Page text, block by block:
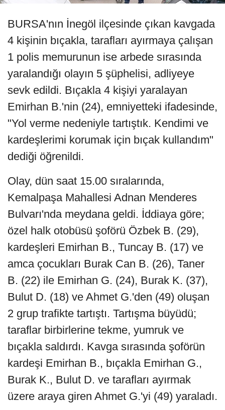
BURSA'nın İnegöl ilçesinde çıkan kavgada
4 kişinin bıçakla, tarafları ayırmaya çalışan
1 polis memurunun ise arbede sırasında
yaralandığı olayın 5 şüphelisi, adliyeye
sevk edildi. Bıçakla 4 kişiyi yaralayan
Emirhan B.'nin (24), emniyetteki ifadesinde,
"Yol verme nedeniyle tartıştık. Kendimi ve
kardeşlerimi korumak için bıçak kullandım"
dediği öğrenildi.
Olay, dün saat 15.00 sıralarında,
Kemalpaşa Mahallesi Adnan Menderes
Bulvarı'nda meydana geldi. İddiaya göre;
özel halk otobüsü şoförü Özbek B. (29),
kardeşleri Emirhan B., Tuncay B. (17) ve
amca çocukları Burak Can B. (26), Taner
B. (22) ile Emirhan G. (24), Burak K. (37),
Bulut D. (18) ve Ahmet G.'den (49) oluşan
2 grup trafikte tartıştı. Tartışma büyüdü;
taraflar birbirlerine tekme, yumruk ve
bıçakla saldırdı. Kavga sırasında şoförün
kardeşi Emirhan B., bıçakla Emirhan G.,
Burak K., Bulut D. ve tarafları ayırmak
üzere araya giren Ahmet G.'yi (49) yaraladı.